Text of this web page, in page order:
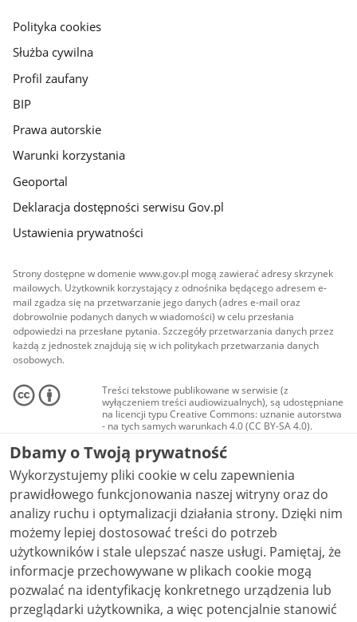
gov.pl
Polityka cookies
Służba cywilna
Profil zaufany
BIP
Prawa autorskie
Warunki korzystania
Geoportal
Deklaracja dostępności serwisu Gov.pl
Ustawienia prywatności
Strony dostępne w domenie www.gov.pl mogą zawierać adresy skrzynek
mailowych. Użytkownik korzystający z odnośnika będącego adresem e-
mail zgadza się na przetwarzanie jego danych (adres e-mail oraz
dobrowolnie podanych danych w wiadomości) w celu przesłania
odpowiedzi na przesłane pytania. Szczegóły przetwarzania danych przez
każdą z jednostek znajdują się w ich politykach przetwarzania danych
osobowych.
Treści tekstowe publikowane w serwisie (z
wyłączeniem treści audiowizualnych), są udostępniane
na licencji typu Creative Commons: uznanie autorstwa
- na tych samych warunkach 4.0 (CC BY-SA 4.0).
Materiały audiowizualne, w tym zdjęcia, materiały
audio i wideo, są udostępniane na licencji typu
Creative Commons: uznanie autorstwa użycie
niekomercyjne - bez utworów zależnych 4.0 (CC BY-
NC-ND 4.0), o ile nie jest to stwierdzone inaczej.
Dbamy o Twoją prywatność
Wykorzystujemy pliki cookie w celu zapewnienia
prawidłowego funkcjonowania naszej witryny oraz do
analizy ruchu i optymalizacji działania strony. Dzięki nim
możemy lepiej dostosować treści do potrzeb
użytkowników i stale ulepszać nasze usługi. Pamiętaj, że
informacje przechowywane w plikach cookie mogą
pozwalać na identyfikację konkretnego urządzenia lub
przeglądarki użytkownika, a więc potencjalnie stanowić